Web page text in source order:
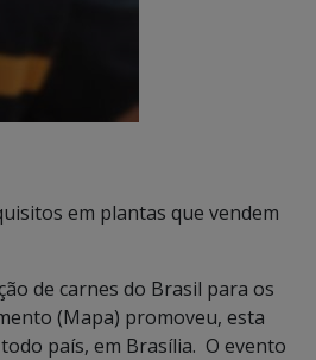
em plantas que vendem
de carnes do Brasil para os
(Mapa) promoveu, esta
país, em Brasília. O evento